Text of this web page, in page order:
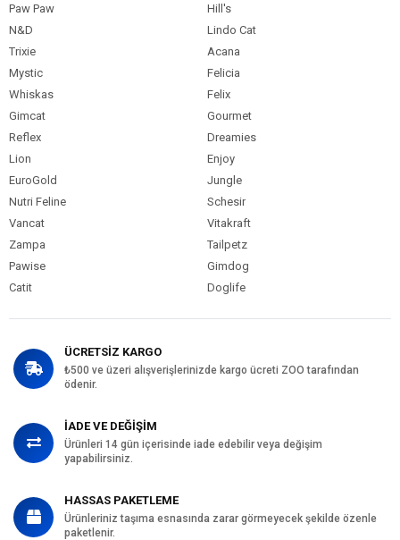
Paw Paw
Hill's
N&D
Lindo Cat
Trixie
Acana
Mystic
Felicia
Whiskas
Felix
Gimcat
Gourmet
Reflex
Dreamies
Lion
Enjoy
EuroGold
Jungle
Nutri Feline
Schesir
Vancat
Vitakraft
Zampa
Tailpetz
Pawise
Gimdog
Catit
Doglife
ÜCRETSİZ KARGO
₺500 ve üzeri alışverişlerinizde kargo ücreti ZOO tarafından
ödenir.
İADE VE DEĞİŞİM
Ürünleri 14 gün içerisinde iade edebilir veya değişim
yapabilirsiniz.
HASSAS PAKETLEME
Ürünleriniz taşıma esnasında zarar görmeyecek şekilde özenle
paketlenir.